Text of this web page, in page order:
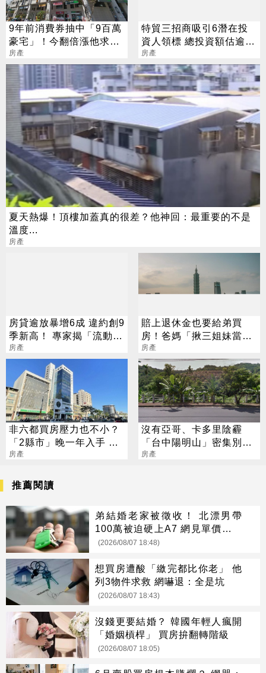
9年前消費券抽中「9百萬
豪宅」！今翻倍漲他求售
千萬
房產
特貿三招商吸引6潛在投
資人領標 總投資額估逾
265億元
房產
夏天熱爆！頂樓加蓋真的很差？他神回：最重要的不是
溫度...
房產
房貸逾放暴增6成 違約創9
季新高！ 專家揭「流動危
機四部曲」
房產
賠上退休金也要給弟買
房！爸媽「揪三姐妹當伏
弟魔」：沒錢結婚登記就
好
房產
非六都買房壓力也不小？
「2縣市」晚一年入手 要
多花逾百萬
房產
沒有亞哥、卡多里陰霾
「台中陽明山」密集別墅
群仍有人愛
房產
推薦閱讀
弟結婚老家被徵收！ 北漂男帶
100萬被迫硬上A7 網見單價驚呆
了
(2026/08/07 18:48)
想買房遭酸「繳完都比你老」 他
列3物件求救 網嚇退：全是坑
(2026/08/07 18:43)
沒錢更要結婚？ 韓國年輕人瘋開
「婚姻槓桿」 買房拚翻轉階級
(2026/08/07 18:05)